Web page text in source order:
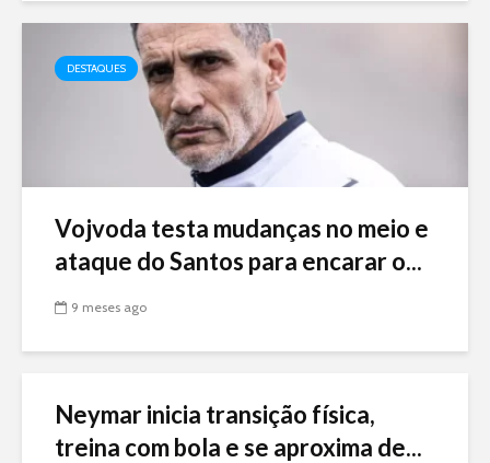
DESTAQUES
Vojvoda testa mudanças no meio e
ataque do Santos para encarar o...
9 meses ago
Neymar inicia transição física,
treina com bola e se aproxima de...